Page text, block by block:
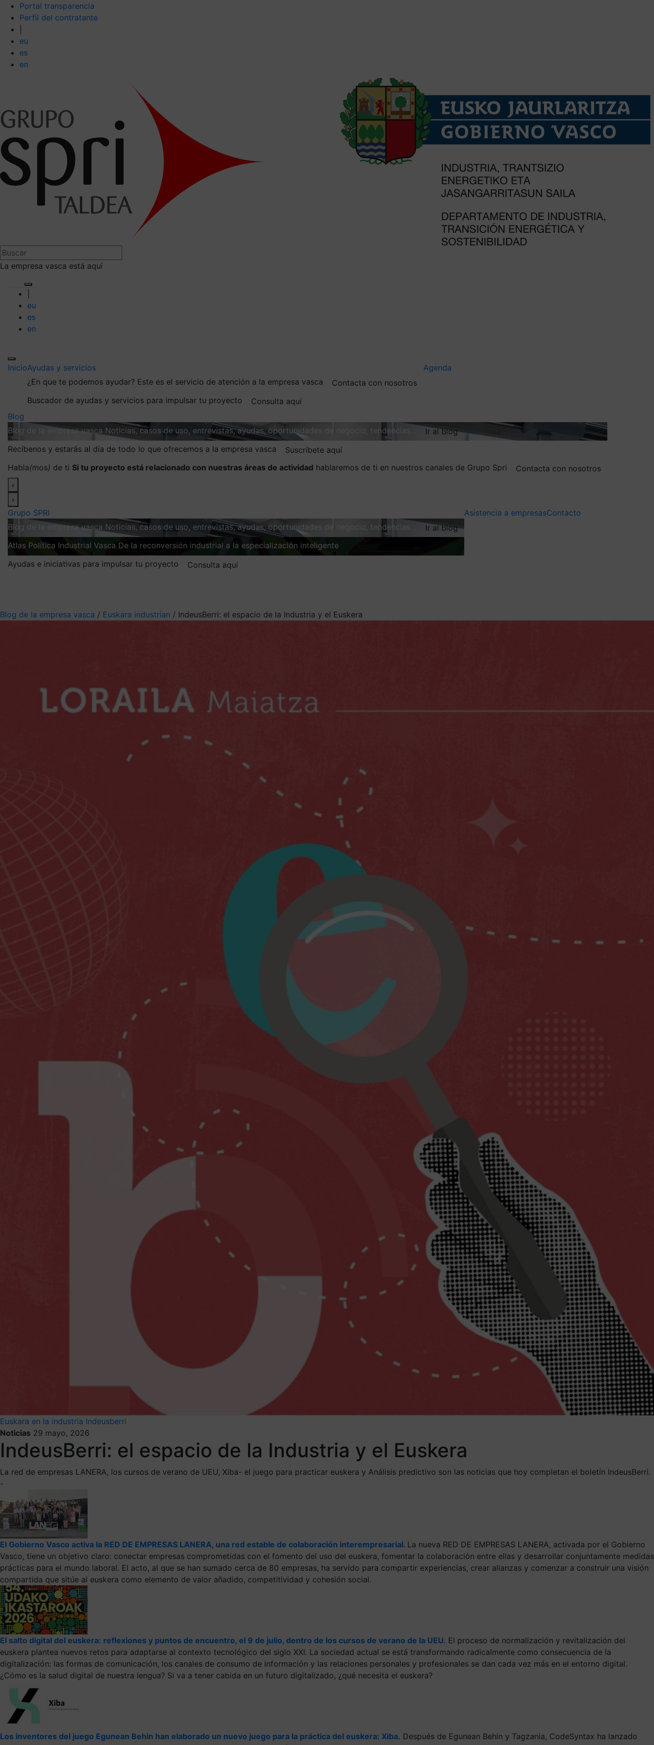
Portal transparencia
Perfil del contratante
eu
es
en
La empresa vasca está aquí
eu
es
en
InicioAyudas y servicios
¿En que te podemos ayudar? Este es el servicio de atención a la empresa vasca
Contacta con nosotros
Buscador de ayudas y servicios para impulsar tu proyecto
Consulta aquí
Agenda
Blog
Blog de la empresa vasca Noticias, casos de uso, entrevistas, ayudas, oportunidades de negocio, tendencias…
Ir al blog
Recíbenos y estarás al día de todo lo que ofrecemos a la empresa vasca
Suscríbete aquí
Habla(mos) de ti Si tu proyecto está relacionado con nuestras áreas de actividad hablaremos de ti en nuestros canales de Grupo Spri
Contacta con nosotros
‹
›
Grupo SPRI
Blog de la empresa vasca Noticias, casos de uso, entrevistas, ayudas, oportunidades de negocio, tendencias…
Ir al blog
Atlas Política Industrial Vasca De la reconversión industrial a la especialización inteligente
Ayudas e iniciativas para impulsar tu proyecto
Consulta aquí
Asistencia a empresasContacto
Blog de la empresa vasca / Euskara industrian / IndeusBerri: el espacio de la Industria y el Euskera
Euskara en la industria Indeusberri
Noticias 29 mayo, 2026
IndeusBerri: el espacio de la Industria y el Euskera
La red de empresas LANERA, los cursos de verano de UEU, Xiba- el juego para practicar euskera y Análisis predictivo son las noticias que hoy completan el boletín IndeusBerri.
-
El Gobierno Vasco activa la RED DE EMPRESAS LANERA, una red estable de colaboración interempresarial. La nueva RED DE EMPRESAS LANERA, activada por el Gobierno
Vasco, tiene un objetivo claro: conectar empresas comprometidas con el fomento del uso del euskera, fomentar la colaboración entre ellas y desarrollar conjuntamente medidas
prácticas para el mundo laboral. El acto, al que se han sumado cerca de 80 empresas, ha servido para compartir experiencias, crear alianzas y comenzar a construir una visión
compartida que sitúe al euskera como elemento de valor añadido, competitividad y cohesión social.
El salto digital del euskera: reflexiones y puntos de encuentro, el 9 de julio, dentro de los cursos de verano de la UEU. El proceso de normalización y revitalización del
euskera plantea nuevos retos para adaptarse al contexto tecnológico del siglo XXI. La sociedad actual se está transformando radicalmente como consecuencia de la
digitalización: las formas de comunicación, los canales de consumo de información y las relaciones personales y profesionales se dan cada vez más en el entorno digital.
¿Cómo es la salud digital de nuestra lengua? Si va a tener cabida en un futuro digitalizado, ¿qué necesita el euskera?
Los inventores del juego Egunean Behin han elaborado un nuevo juego para la práctica del euskera: Xiba. Después de Egunean Behin y Tagzania, CodeSyntax ha lanzado